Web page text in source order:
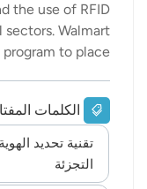
ไทย
Việt
norsk
the use of RFID
Walmart
to place
to Walmart.
Home Decor,
Furniture &
Sector - Toys,
Products
الكلمات
التجزئة